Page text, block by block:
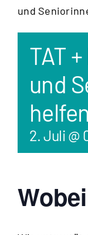
und
TAT
und
helfen
2. Juli @